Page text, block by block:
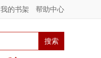
我的书架 帮助中心